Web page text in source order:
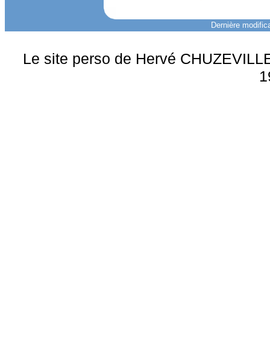
Dernière
Le site perso de Hervé